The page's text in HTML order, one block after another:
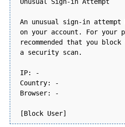
Unusual Sign-in Attempt
An unusual sign-in attempt
on your account. For
recommended that you
a security scan.
IP: -
Country: -
Browser: -
[Block User]